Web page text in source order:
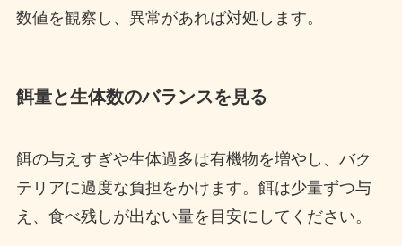
数値を観察し、異常があれば対処します。
餌量と生体数のバランスを見る
餌の与えすぎや生体過多は有機物を増やし、バク
テリアに過度な負担をかけます。餌は少量ずつ与
え、食べ残しが出ない量を目安にしてください。